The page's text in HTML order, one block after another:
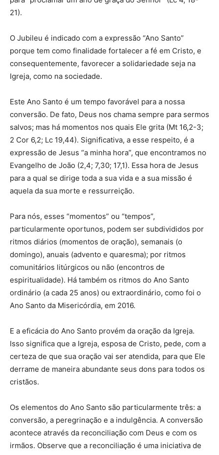
21).
O Jubileu é indicado com a expressão “Ano Santo”
porque tem como finalidade fortalecer a fé em Cristo, e
consequentemente, favorecer a solidariedade seja na
Igreja, como na sociedade.
Este Ano Santo é um tempo favorável para a nossa
conversão. De fato, Deus nos chama sempre para sermos
salvos; mas há momentos nos quais Ele grita (Mt 16,2-3;
2 Cor 6,2; Lc 19,44). Significativa, a esse respeito, é a
expressão de Jesus “a minha hora”, que encontramos no
Evangelho de João (2,4; 7,30; 17,1). Essa hora de Jesus
para a qual se dirige toda a sua vida e a sua missão é
aquela da sua morte e ressurreição.
Para nós, esses “momentos” ou “tempos”,
particularmente oportunos, podem ser subdivididos por
ritmos diários (momentos de oração), semanais (o
domingo), anuais (advento e quaresma); por ritmos
comunitários litúrgicos ou não (encontros de
espiritualidade). Há também os ritmos do Ano Santo
ordinário (a cada 25 anos) ou extraordinário, como foi o
Ano Santo da Misericórdia, em 2016.
E a eficácia do Ano Santo provém da oração da Igreja.
Isso significa que a Igreja, esposa de Cristo, pede, com a
certeza de que sua oração vai ser atendida, para que Ele
derrame de maneira abundante seus dons para todos os
cristãos.
Os elementos do Ano Santo são particularmente três: a
conversão, a peregrinação e a indulgência. A conversão
acontece através da reconciliação com Deus e com os
irmãos. Observe que a reconciliação é uma iniciativa de